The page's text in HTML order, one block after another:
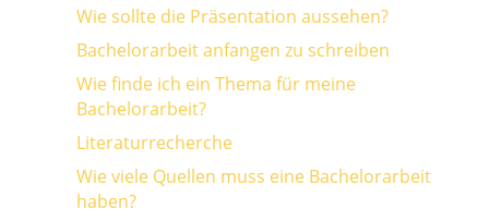
Wie sollte die Präsentation aussehen?
Bachelorarbeit anfangen zu schreiben
Wie finde ich ein Thema für meine
Bachelorarbeit?
Literaturrecherche
Wie viele Quellen muss eine Bachelorarbeit
haben?